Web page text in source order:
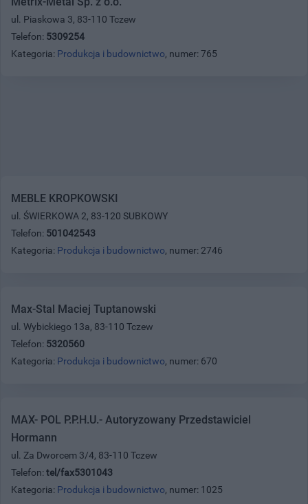
ul. Piaskowa 3, 83-110 Tczew
Telefon: 5309254
Kategoria: Produkcja i budownictwo, numer: 765
MEBLE KROPKOWSKI
ul. ŚWIERKOWA 2, 83-120 SUBKOWY
Telefon: 501042543
Kategoria: Produkcja i budownictwo, numer: 2746
Max-Stal Maciej Tuptanowski
ul. Wybickiego 13a, 83-110 Tczew
Telefon: 5320560
Kategoria: Produkcja i budownictwo, numer: 670
MAX- POL P.P.H.U.- Autoryzowany Przedstawiciel
Hormann
ul. Za Dworcem 3/4, 83-110 Tczew
Telefon: tel/fax5301043
Kategoria: Produkcja i budownictwo, numer: 1025